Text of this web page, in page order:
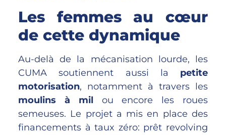
Les femmes au cœur
de cette dynamique
Au-delà de la mécanisation lourde, les
CUMA soutiennent aussi la petite
motorisation, notamment à travers les
moulins à mil ou encore les roues
semeuses. Le projet a mis en place des
financements à taux zéro: prêt revolving